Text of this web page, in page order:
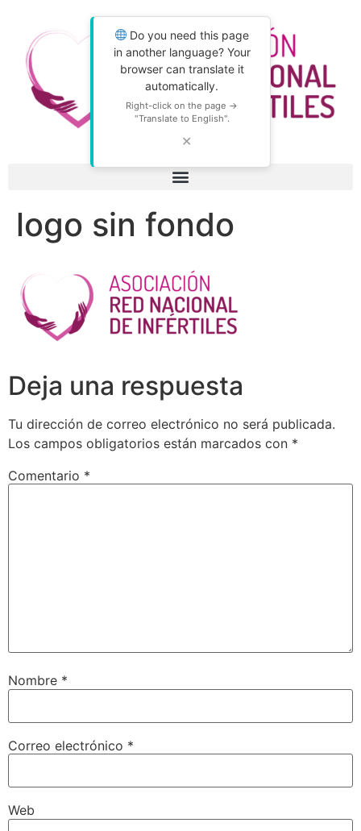
Do you need this page
in another language? Your
browser can translate it
automatically.
Right-click on the page →
"Translate to English".
✕
logo sin fondo
Deja una respuesta
Tu dirección de correo electrónico no será publicada.
Los campos obligatorios están marcados con *
Comentario *
Nombre *
Correo electrónico *
Web